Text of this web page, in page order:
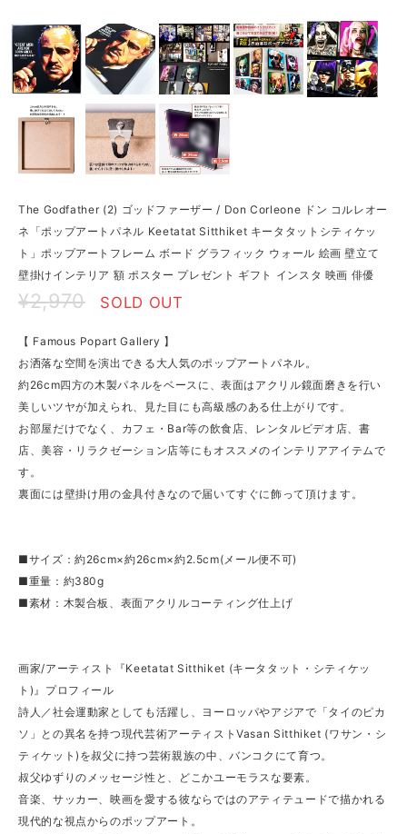
The Godfather (2) ゴッドファーザー / Don Corleone ドン コルレオー
ネ「ポップアートパネル Keetatat Sitthiket キータタットシティケッ
ト」ポップアートフレーム ボード グラフィック ウォール 絵画 壁立て
壁掛けインテリア 額 ポスター プレゼント ギフト インスタ 映画 俳優
¥2,970 SOLD OUT
【 Famous Popart Gallery 】
お洒落な空間を演出できる大人気のポップアートパネル。
約26cm四方の木製パネルをベースに、表面はアクリル鏡面磨きを行い
美しいツヤが加えられ、見た目にも高級感のある仕上がりです。
お部屋だけでなく、カフェ・Bar等の飲食店、レンタルビデオ店、書
店、美容・リラクゼーション店等にもオススメのインテリアアイテムで
す。
裏面には壁掛け用の金具付きなので届いてすぐに飾って頂けます。
■サイズ：約26cm×約26cm×約2.5cm(メール便不可)
■重量：約380g
■素材：木製合板、表面アクリルコーティング仕上げ
画家/アーティスト『Keetatat Sitthiket (キータタット・シティケッ
ト)』プロフィール
詩人／社会運動家としても活躍し、ヨーロッパやアジアで「タイのピカ
ソ」との異名を持つ現代芸術アーティストVasan Sitthiket (ワサン・シ
ティケット)を叔父に持つ芸術親族の中、バンコクにて育つ。
叔父ゆずりのメッセージ性と、どこかユーモラスな要素。
音楽、サッカー、映画を愛する彼ならではのアティテュードで描かれる
現代的な視点からのポップアート。